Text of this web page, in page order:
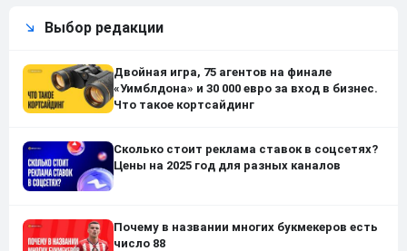
Выбор редакции
Двойная игра, 75 агентов на финале
«Уимблдона» и 30 000 евро за вход в бизнес.
Что такое кортсайдинг
Сколько стоит реклама ставок в соцсетях?
Цены на 2025 год для разных каналов
Почему в названии многих букмекеров есть
число 88